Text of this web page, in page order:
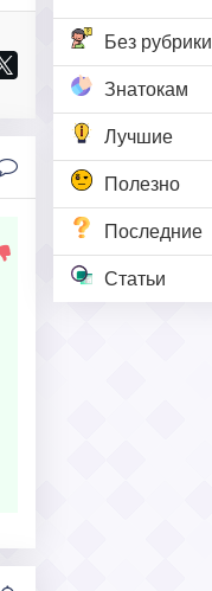
Без рубрики
Знатокам
Лучшие
Полезно
Последние
Статьи